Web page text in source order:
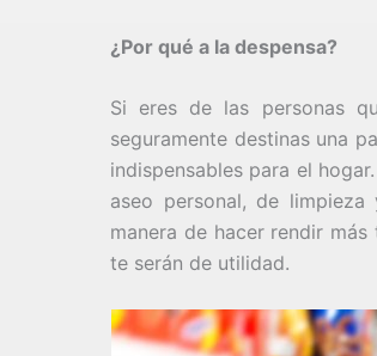
¿Por qué a la despensa?
Si eres de las personas
seguramente destinas una
indispensables para el
aseo personal, de
manera de hacer rendir
te serán de utilidad.